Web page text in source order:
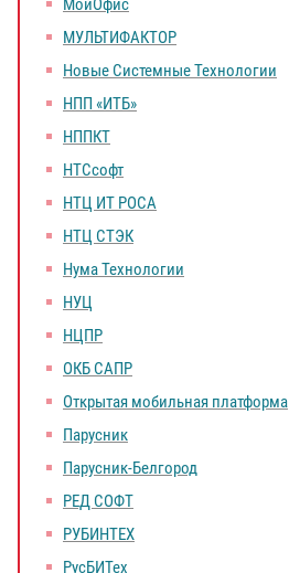
МойОфис
МУЛЬТИФАКТОР
Новые Системные Технологии
НПП «ИТБ»
НППКТ
НТСсофт
НТЦ ИТ РОСА
НТЦ СТЭК
Нума Технологии
НУЦ
НЦПР
ОКБ САПР
Открытая мобильная платформа
Парусник
Парусник-Белгород
РЕД СОФТ
РУБИНТЕХ
РусБИТех